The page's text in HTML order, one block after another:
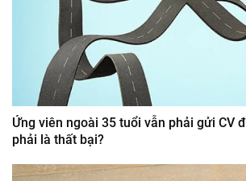
Ứng viên ngoài 35 tuổi vẫn phải gửi CV
phải là thất bại?